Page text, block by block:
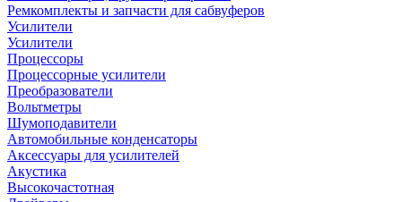
Ремкомплекты и запчасти для сабвуферов
Усилители
Усилители
Процессоры
Процессорные усилители
Преобразователи
Вольтметры
Шумоподавители
Автомобильные конденсаторы
Аксессуары для усилителей
Акустика
Высокочастотная